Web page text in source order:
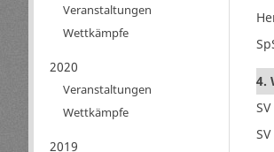
4.
Veranstaltungen
Wettkämpfe
2020
Veranstaltungen
Wettkämpfe
2019